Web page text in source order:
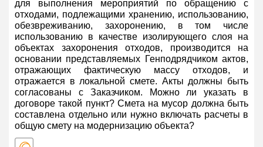
для выполнения мероприятий по обращению с
отходами, подлежащими хранению, использованию,
обезвреживанию, захоронению, в том числе
использованию в качестве изолирующего слоя на
объектах захоронения отходов, производится на
основании представляемых Генподрядчиком актов,
отражающих фактическую массу отходов, и
отражается в локальной смете. Акты должны быть
согласованы с Заказчиком. Можно ли указать в
договоре такой пункт? Смета на мусор должна быть
составлена отдельно или нужно включать расчеты в
общую смету на модернизацию объекта?